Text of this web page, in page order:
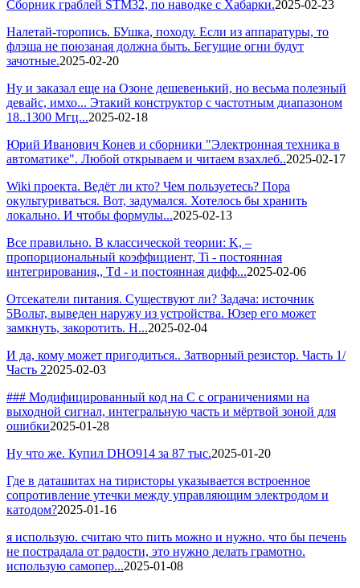
Сборник граблей STM32, по наводке с Хабарки.2025-02-23
Налетай-торопись. БУшка, походу. Если из аппаратуры, то
флэша не поюзаная должна быть. Бегущие огни будут
зачотные.2025-02-20
Ну и заказал еще на Озоне дешевенький, но весьма полезный
девайс, имхо... Этакий конструктор с частотным диапазоном
18..1300 Мгц...2025-02-18
Юрий Иванович Конев и сборники "Электронная техника в
автоматике". Любой открываем и читаем взахлеб..2025-02-17
Wiki проекта. Ведёт ли кто? Чем пользуетесь? Пора
окультуриваться. Вот, задумался. Хотелось бы хранить
локально. И чтобы формулы...2025-02-13
Все правильно. В классической теории: K, –
пропорциональный коэффициент, Ti - постоянная
интегрирования,, Td - и постоянная дифф...2025-02-06
Отсекатели питания. Существуют ли? Задача: источник
5Вольт, выведен наружу из устройства. Юзер его может
замкнуть, закоротить. Н...2025-02-04
И да, кому может пригодиться.. Затворный резистор. Часть 1/
Часть 22025-02-03
### Модифицированный код на C с ограничениями на
выходной сигнал, интегральную часть и мёртвой зоной для
ошибки2025-01-28
Ну что же. Купил DHO914 за 87 тыс.2025-01-20
Где в даташитах на тиристоры указывается встроенное
сопротивление утечки между управляющим электродом и
катодом?2025-01-16
я использую. считаю что пить можно и нужно. что бы печень
не пострадала от радости, это нужно делать грамотно.
использую самопер...2025-01-08